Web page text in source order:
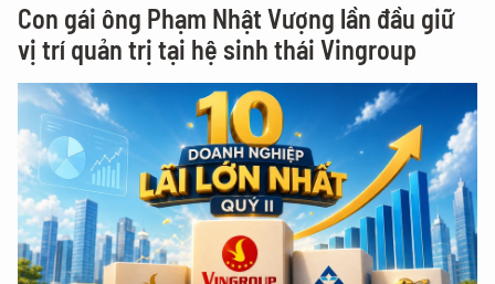
Con gái ông Phạm Nhật Vượng lần đầu giữ
vị trí quản trị tại hệ sinh thái Vingroup